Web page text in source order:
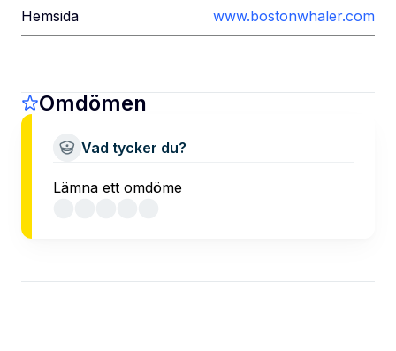
Hemsida www.bostonwhaler.com
Omdömen
Vad tycker du?
Lämna ett omdöme